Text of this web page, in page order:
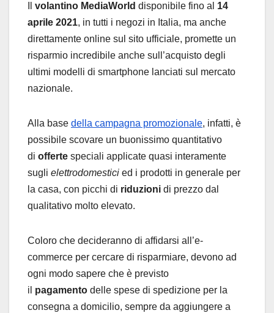
volantino MediaWorld disponibile fino al 14
aprile 2021, in tutti i negozi in Italia, ma anche
direttamente online sul sito ufficiale, promette un
risparmio incredibile anche sull’acquisto degli
ultimi modelli di smartphone lanciati sul mercato
nazionale.
Alla base della campagna promozionale, infatti, è
possibile scovare un buonissimo quantitativo
di offerte speciali applicate quasi interamente
sugli elettrodomestici ed i prodotti in generale per
la casa, con picchi di riduzioni di prezzo dal
qualitativo molto elevato.
Coloro che decideranno di affidarsi all’e-
commerce per cercare di risparmiare, devono ad
ogni modo sapere che è previsto
il pagamento delle spese di spedizione per la
consegna a domicilio, sempre da aggiungere a